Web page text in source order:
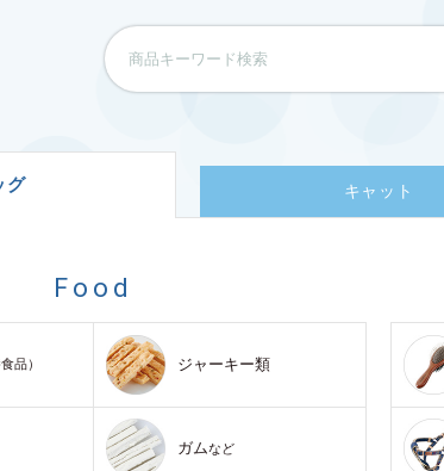
グ キャット
Food
品） ジャーキー類
ガムなど